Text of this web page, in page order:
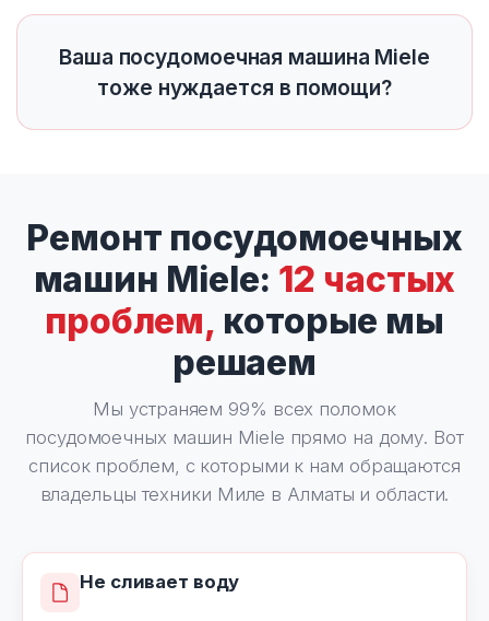
Ваша посудомоечная машина Miele
тоже нуждается в помощи?
Ремонт посудомоечных
машин Miele: 12 частых
проблем, которые мы
решаем
Мы устраняем 99% всех поломок
посудомоечных машин Miele прямо на дому. Вот
список проблем, с которыми к нам обращаются
владельцы техники Миле в Алматы и области.
Не сливает воду